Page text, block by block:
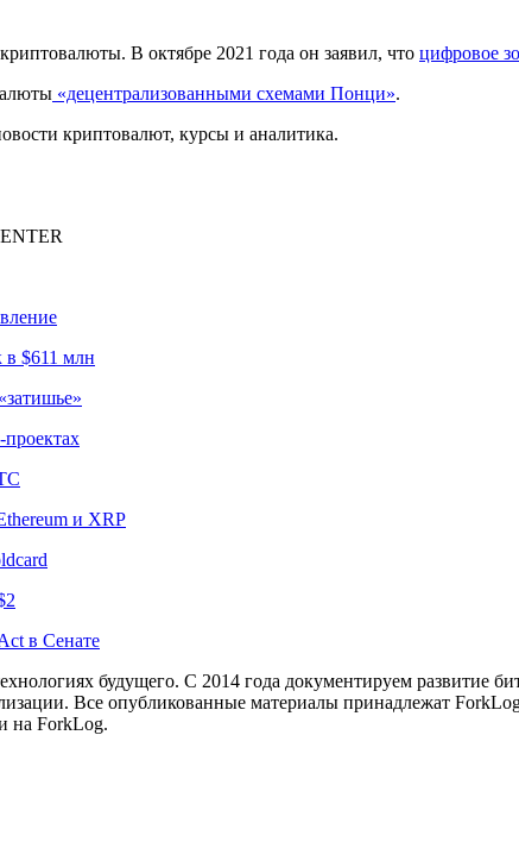
В октябре 2021 года он заявил, что цифровое
«децентрализованными схемами Понци».
криптовалют, курсы и аналитика.
в $611 млн
и XRP
в Сенате
будущего. С 2014 года документируем развитие
Все опубликованные материалы принадлежат
на ForkLog.